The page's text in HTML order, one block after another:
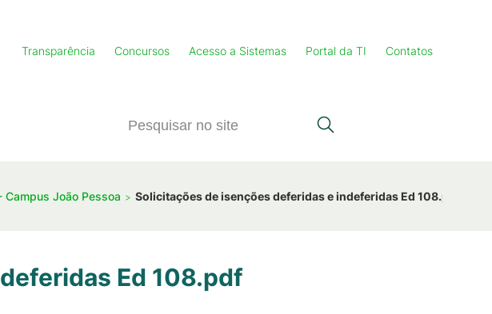
Transparência Concursos Acesso a Sistemas Portal da TI Contatos
Campus João Pessoa Solicitações de isenções deferidas e indeferidas Ed 108.pdf
Ed 108.pdf